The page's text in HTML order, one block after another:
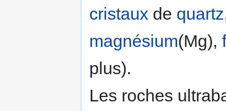
cristaux de quartz
magnésium(Mg),
plus).
Les roches